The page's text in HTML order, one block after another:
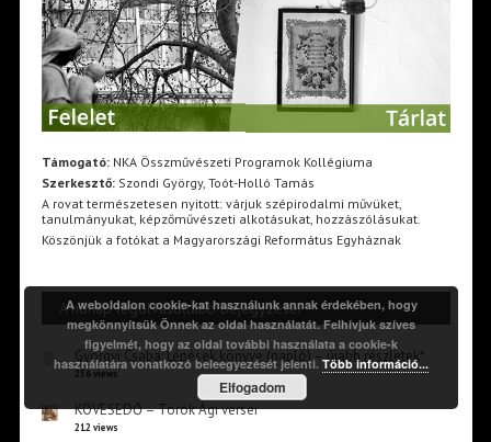
Támogató:NKA Összművészeti Programok Kollégiuma
Szerkesztő:Szondi György, Toót-Holló Tamás
A rovat természetesen nyitott: várjuk szépirodalmi művüket,
tanulmányukat, képzőművészeti alkotásukat, hozzászólásukat.
Köszönjük a fotókat a Magyarországi Református Egyháznak
A hónap legolvasottabb bejegyzései
Györgyi Csaba: Lépések könyve (napló) – újabb részletek*
256 views
KÖVESEDŐ – Török Ági versei
212 views
A weboldalon cookie-kat használunk annak érdekében, hogy
megkönnyítsük Önnek az oldal használatát. Felhívjuk szíves
figyelmét, hogy az oldal további használata a cookie-k
használatára vonatkozó beleegyezését jelenti.Több információ...
Elfogadom